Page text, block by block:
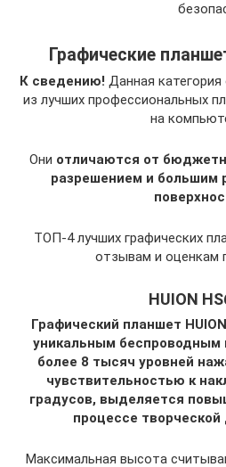
Графические
К сведению! Данная
из лучших профессиональных
на
Они отличаются от
разрешением и большим
ТОП-4 лучших графических
отзывам и оценкам
HUION
Графический планшет
уникальным беспроводным
более 8 тысяч уровней
чувствительностью к
градусов, выделяется
процессе
Максимальная высота